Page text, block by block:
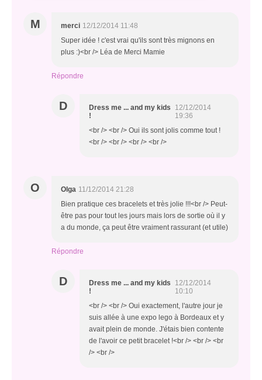
M merci 12/12/2014 11:48
Super idée ! c'est vrai qu'ils sont très mignons en
plus :)<br /> Léa de Merci Mamie
Répondre
D
Dress me ... and my kids
!
12/12/2014
19:36
<br /> <br /> Oui ils sont jolis comme tout !
<br /> <br /> <br /> <br />
O Olga 11/12/2014 21:28
Bien pratique ces bracelets et très jolie !!!<br /> Peut-
être pas pour tout les jours mais lors de sortie où il y
a du monde, ça peut être vraiment rassurant (et utile)
Répondre
D
Dress me ... and my kids
!
12/12/2014
10:10
<br /> <br /> Oui exactement, l'autre jour je
suis allée à une expo lego à Bordeaux et y
avait plein de monde. J'étais bien contente
de l'avoir ce petit bracelet !<br /> <br /> <br
/> <br />